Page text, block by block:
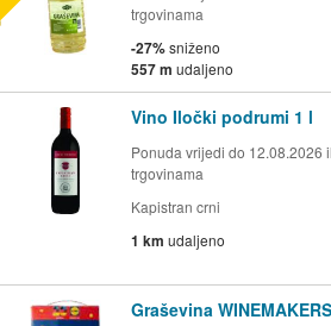
trgovinama
-27%sniženo
557 m udaljeno
Vino Iločki podrumi 1 l
Ponuda vrijedi do 12.08.2026
trgovinama
Kapistran crni
1 km udaljeno
Graševina